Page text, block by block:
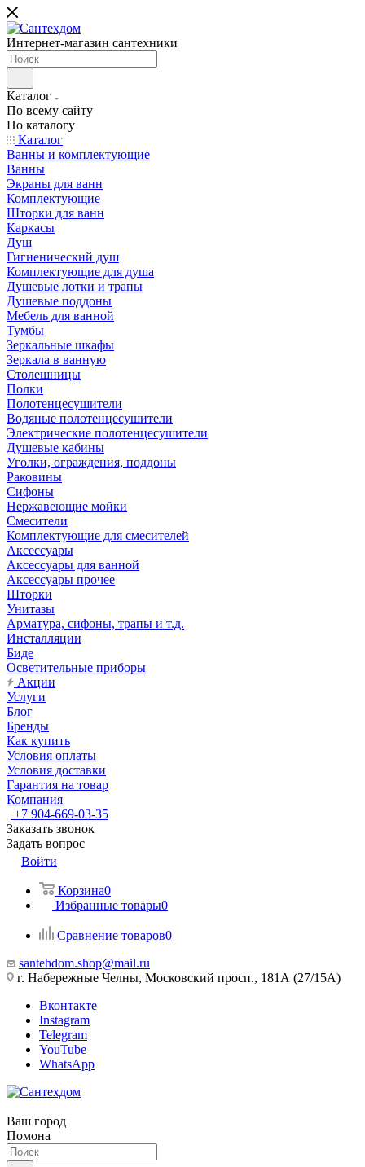
Интернет-магазин сантехники
Каталог
По всему сайту
По каталогу
Каталог
Ванны и комплектующие
Ванны
Экраны для ванн
Комплектующие
Шторки для ванн
Каркасы
Душ
Гигиенический душ
Комплектующие для душа
Душевые лотки и трапы
Душевые поддоны
Мебель для ванной
Тумбы
Зеркальные шкафы
Зеркала в ванную
Столешницы
Полки
Полотенцесушители
Водяные полотенцесушители
Электрические полотенцесушители
Душевые кабины
Уголки, ограждения, поддоны
Раковины
Сифоны
Нержавеющие мойки
Смесители
Комплектующие для смесителей
Аксессуары
Аксессуары для ванной
Аксессуары прочее
Шторки
Унитазы
Арматура, сифоны, трапы и т.д.
Инсталляции
Биде
Осветительные приборы
Акции
Услуги
Блог
Бренды
Как купить
Условия оплаты
Условия доставки
Гарантия на товар
Компания
+7 904-669-03-35
Заказать звонок
Задать вопрос
Войти
Корзина0
Избранные товары0
Сравнение товаров0
santehdom.shop@mail.ru
г. Набережные Челны, Московский просп., 181А (27/15А)
Вконтакте
Instagram
Telegram
YouTube
WhatsApp
Ваш город
Помона